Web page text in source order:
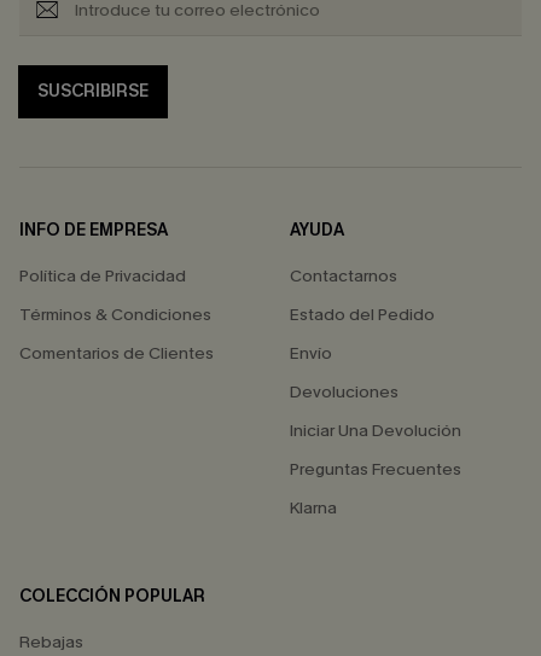
SUSCRIBIRSE
INFO DE EMPRESA
Política de Privacidad
Términos & Condiciones
Comentarios de Clientes
AYUDA
Contactarnos
Estado del Pedido
Envío
Devoluciones
Iniciar Una Devolución
Preguntas Frecuentes
Klarna
COLECCIÓN POPULAR
Rebajas